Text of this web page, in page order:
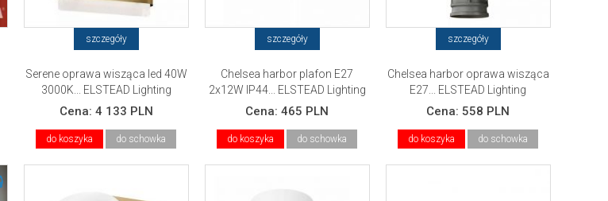
szczegóły
Serene oprawa wisząca led 40W
3000K... ELSTEAD Lighting
Cena: 4 133 PLN
do koszyka do schowka
szczegóły
Chelsea harbor plafon E27
2x12W IP44... ELSTEAD Lighting
Cena:465 PLN
do koszyka do schowka
szczegóły
Chelsea harbor oprawa wisząca
E27... ELSTEAD Lighting
Cena: 558 PLN
do koszyka do schowka